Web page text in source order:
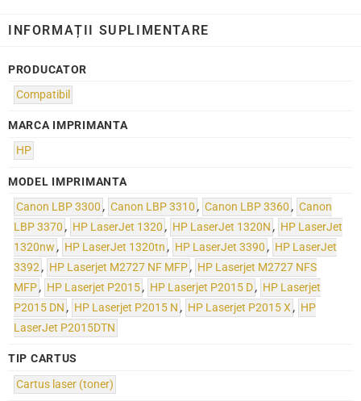
INFORMAȚII SUPLIMENTARE
PRODUCATOR
Compatibil
MARCA IMPRIMANTA
HP
MODEL IMPRIMANTA
Canon LBP 3300 , Canon LBP 3310 , Canon LBP 3360 , Canon
LBP 3370 , HP LaserJet 1320 , HP LaserJet 1320N , HP LaserJet
1320nw , HP LaserJet 1320tn , HP LaserJet 3390 , HP LaserJet
3392, HP Laserjet M2727 NF MFP, HP Laserjet M2727 NFS
MFP, HP Laserjet P2015, HP Laserjet P2015 D, HP Laserjet
P2015 DN , HP Laserjet P2015 N , HP Laserjet P2015 X, HP
LaserJet P2015DTN
TIP CARTUS
Cartus laser (toner)